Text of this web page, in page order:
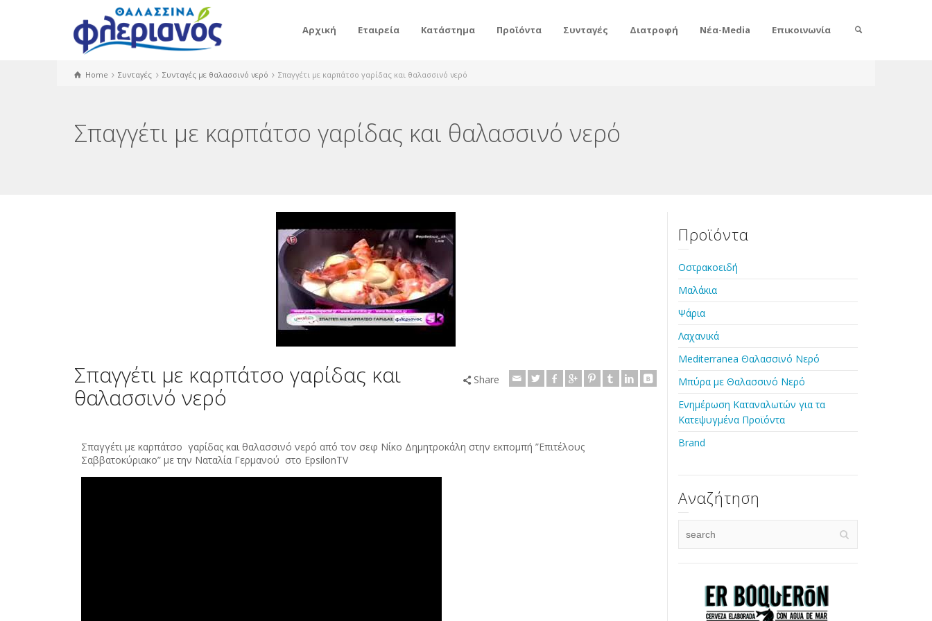
Αρχική Εταιρεία Κατάστημα Προϊόντα Συνταγές Διατροφή Νέα-Media Επικοινωνία
Home Συνταγές Συνταγές με θαλασσινό νερό Σπαγγέτι με καρπάτσο γαρίδας και θαλασσινό νερό
Σπαγγέτι με καρπάτσο γαρίδας και θαλασσινό νερό
Σπαγγέτι με καρπάτσο γαρίδας και
θαλασσινό νερό
Share
Σπαγγέτι με καρπάτσο γαρίδας και θαλασσινό νερό από τον σεφ Νίκο Δημητροκάλη στην εκπομπή ”Επιτέλους
Σαββατοκύριακο” με την Ναταλία Γερμανού στο EpsilonTV
Προϊόντα
Οστρακοειδή
Μαλάκια
Ψάρια
Λαχανικά
Mediterranea Θαλασσινό Νερό
Μπύρα με Θαλασσινό Νερό
Ενημέρωση Καταναλωτών για τα
Κατεψυγμένα Προϊόντα
Brand
Αναζήτηση